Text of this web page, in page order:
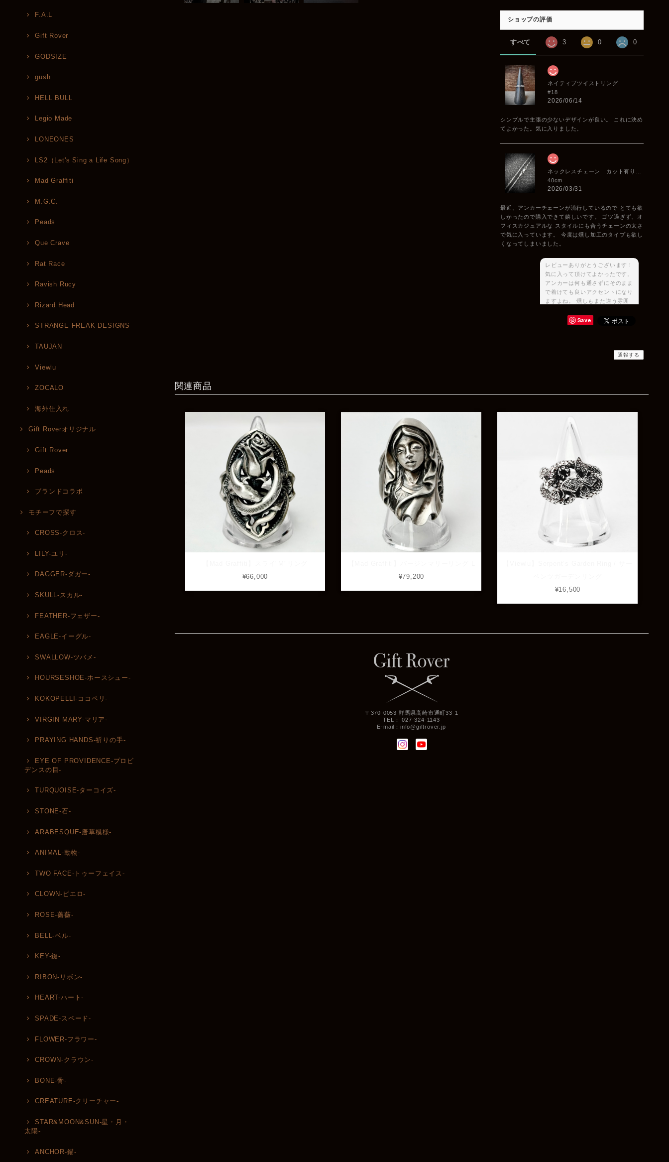
F.A.L
Gift Rover
GODSIZE
gush
HELL BULL
Legio Made
LONEONES
LS2（Let's Sing a Life Song）
Mad Graffiti
M.G.C.
Peads
Que Crave
Rat Race
Ravish Rucy
Rizard Head
STRANGE FREAK DESIGNS
TAUJAN
Viewlu
ZOCALO
海外仕入れ
Gift Roverオリジナル
Gift Rover
Peads
ブランドコラボ
モチーフで探す
CROSS-クロス-
LILY-ユリ-
DAGGER-ダガー-
SKULL-スカル-
FEATHER-フェザー-
EAGLE-イーグル-
SWALLOW-ツバメ-
HOURSESHOE-ホースシュー-
KOKOPELLI-ココペリ-
VIRGIN MARY-マリア-
PRAYING HANDS-祈りの手-
EYE OF PROVIDENCE-プロビ
デンスの目-
TURQUOISE-ターコイズ-
STONE-石-
ARABESQUE-唐草模様-
ANIMAL-動物-
TWO FACE-トゥーフェイス-
CLOWN-ピエロ-
ROSE-薔薇-
BELL-ベル-
KEY-鍵-
RIBON-リボン-
HEART-ハート-
SPADE-スペード-
FLOWER-フラワー-
CROWN-クラウン-
BONE-骨-
CREATURE-クリーチャー-
STAR&MOON&SUN-星・月・
太陽-
ANCHOR-錨-
ショップの評価
すべて 3 0 0
ネイティブツイストリング
#18
2026/06/14
シンプルで主張の少ないデザインが良い。 これに決め
てよかった。気に入りました。
40cm
2026/03/31
最近、アンカーチェーンが流行しているので とても欲
しかったので購入できて嬉しいです。 ゴツ過ぎず、オ
フィスカジュアルな スタイルにも合うチェーンの太さ
で気に入っています。 今度は燻し加工のタイプも欲し
くなってしまいました。
レビューありがとうございます！
気に入って頂けてよかったです。
アンカーは何も通さずにそのまま
で着けても良いアクセントになり
ますよね。 燻しもまた違う雰囲
非またご相談ください♪
レビューありがとうございます！
です！ またいつでもお気軽にご
相談下さい♪
Save
通報する
関連商品
¥66,000
¥79,200
¥16,500
〒370-0053 群馬県高崎市通町33-1
TEL： 027-324-1143
E-mail：info@giftrover.jp